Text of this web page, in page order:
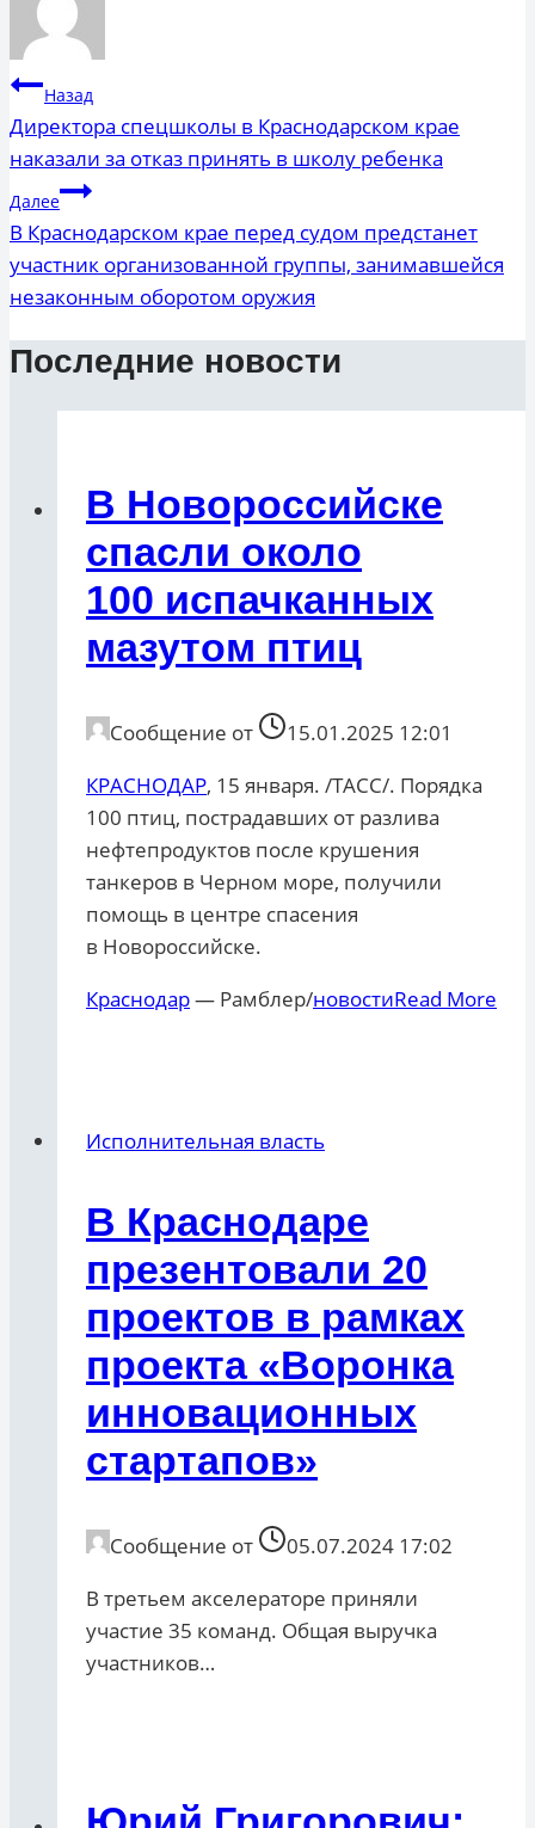
Навигация
по
записям
Назад
Директора спецшколы в Краснодарском крае
наказали за отказ принять в школу ребенка
Далее
В Краснодарском крае перед судом предстанет
участник организованной группы, занимавшейся
незаконным оборотом оружия
Последние новости
В Новороссийске
спасли около
100 испачканных
мазутом птиц
Сообщение от
15.01.2025 12:01
КРАСНОДАР, 15 января. /ТАСС/. Порядка
100 птиц, пострадавших от разлива
нефтепродуктов после крушения
танкеров в Черном море, получили
помощь в центре спасения
в Новороссийске.
Краснодар— Рамблер/новостиRead More
Исполнительная власть
В Краснодаре
презентовали 20
проектов в рамках
проекта «Воронка
инновационных
стартапов»
Сообщение от
05.07.2024 17:02
В третьем акселераторе приняли
участие 35 команд. Общая выручка
участников…